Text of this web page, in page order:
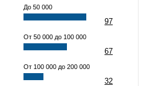
До 50 000
97
От 50 000 до 100 000
67
От 100 000 до 200 000
32